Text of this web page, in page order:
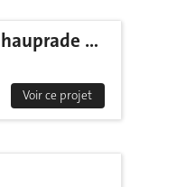
Barbara Fouquet-Chauprade & Kristine Balslev
Voir ce projet